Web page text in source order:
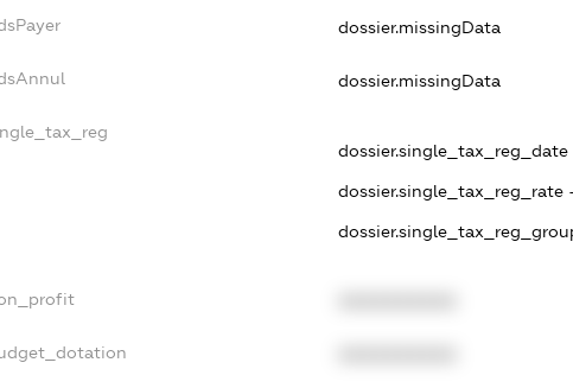
dossier.missingData
dossier.missingData
dossier.single_tax_reg_date -
dossier.single_tax_reg_rate